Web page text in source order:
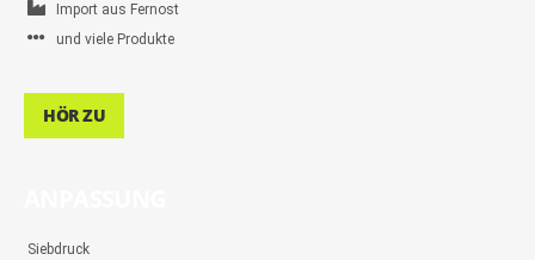
Import aus Fernost
und viele Produkte
HÖR ZU
Siebdruck